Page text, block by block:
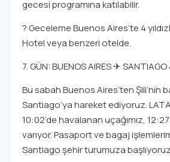
gecesi programına katılabilir.
? Geceleme Buenos Aires’te 4
Hotel veya benzeri otelde.
7. GÜN: BUENOS AIRES ✈ SANTIAGO
Bu sabah Buenos Aires’ten Şili’nin
Santiago’ya hareket ediyoruz.
10:02’de havalanan uçağımız,
varıyor. Pasaport ve bagaj
Santiago şehir turumuza